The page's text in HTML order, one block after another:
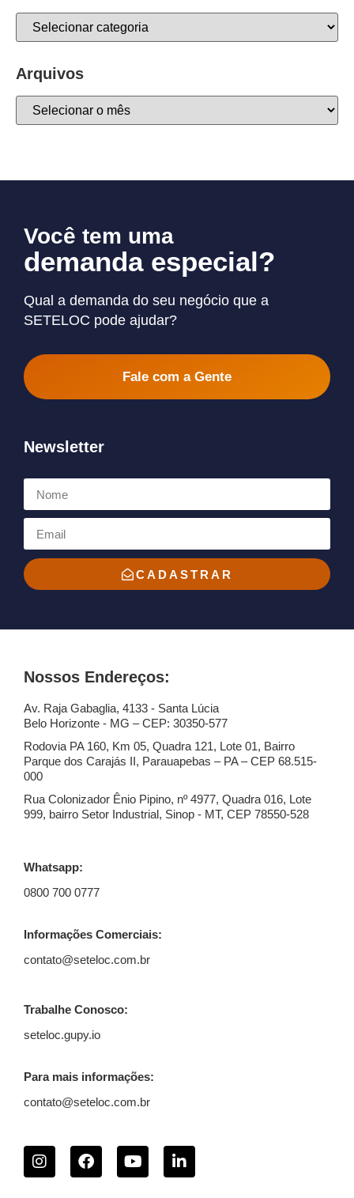
Arquivos
Nossos Endereços:
Av. Raja Gabaglia, 4133 - Santa Lúcia
Belo Horizonte - MG – CEP: 30350-577
Rodovia PA 160, Km 05, Quadra 121, Lote 01, Bairro
Parque dos Carajás II, Parauapebas – PA – CEP 68.515-
000
Rua Colonizador Ênio Pipino, nº 4977, Quadra 016, Lote
999, bairro Setor Industrial, Sinop - MT, CEP 78550-528
Whatsapp:
0800 700 0777
Informações Comerciais:
contato@seteloc.com.br
Trabalhe Conosco:
seteloc.gupy.io
Para mais informações:
contato@seteloc.com.br
Você tem uma
demanda especial?
Qual a demanda do seu negócio que a
SETELOC pode ajudar?
Fale com a Gente
Newsletter
CADASTRAR